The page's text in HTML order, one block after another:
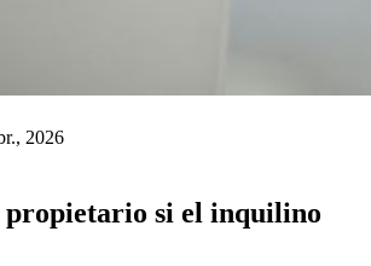
2026
propietario si el inquilino